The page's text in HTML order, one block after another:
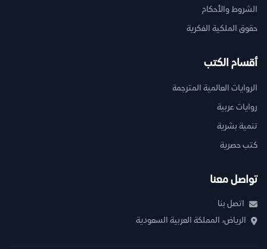
الشروط والأحكام
حقوق الملكية الفكرية
أقسام الكتب
الروايات العالمية المترجمة
روايات عربية
تنمية بشرية
كتب حصرية
تواصل معنا
اتصل بنا
الرياض، المملكة العربية السعودية